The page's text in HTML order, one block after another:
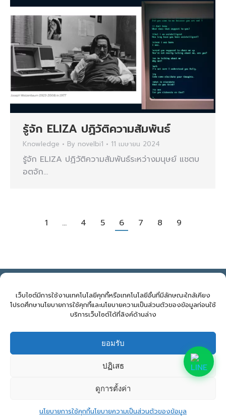
เว็บไซต์มีการใช้งานเทคโนโลยีคุกกี้หรือเทคโนโลยีอื่นที่มีลักษณะใกล้เคียง
โปรดศึกษานโยบายการใช้คุกกี้และนโยบายความเป็นส่วนตัวของข้อมูลก่อนใช้
บริการเว็บไซต์ได้ที่ลิงค์ด้านล่าง
ยอมรับ
ปฏิเสธ
ดูการตั้งค่า
นโยบายการใช้คุกกี้นโยบายความเป็นส่วนตัวของข้อมูล
รู้จัก ELIZA ปฏิวัติความสัมพันธ์
Knowledge By novelbi1 11 เมษายน 2024
รู้จัก ELIZA ปฏิวัติความสัมพันธ์ระหว่างมนุษย์ แชตบ
อตจัก…
1 … 4 5 6 7 8 9
E: support@novelbiz.co.th T: 092.591.9499